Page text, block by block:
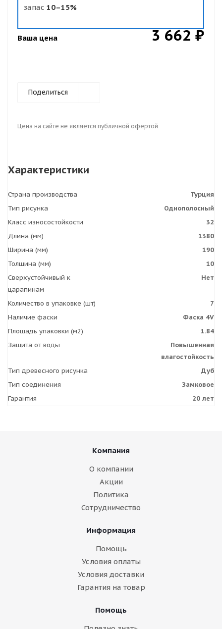
запас 10–15%
Ваша цена 3 662 ₽
Поделиться
Цена на сайте не является публичной офертой
Характеристики
Страна производства
Турция
Тип рисунка
Однополосный
Класс износостойкости
32
Длина (мм)
1380
Ширина (мм)
190
Толщина (мм)
10
Сверхустойчивый к
царапинам
Нет
Количество в упаковке (шт)
7
Наличие фаски
Фаска 4V
Площадь упаковки (м2)
1.84
Защита от воды
Повышенная
влагостойкость
Тип древесного рисунка
Дуб
Тип соединения
Замковое
Гарантия
20 лет
Компания
О компании
Акции
Политика
Сотрудничество
Информация
Помощь
Условия оплаты
Условия доставки
Гарантия на товар
Помощь